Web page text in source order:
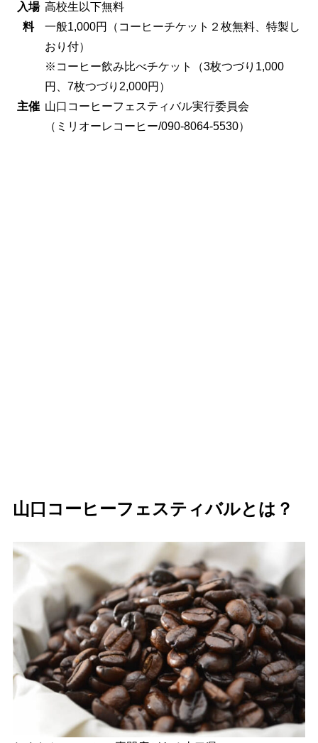
入場
料
高校生以下無料
一般1,000円（コーヒーチケット２枚無料、特製し
おり付）
※コーヒー飲み比べチケット（3枚つづり1,000
円、7枚つづり2,000円）
主催 山口コーヒーフェスティバル実行委員会
（ミリオーレコーヒー/090-8064-5530）
山口コーヒーフェスティバルとは？